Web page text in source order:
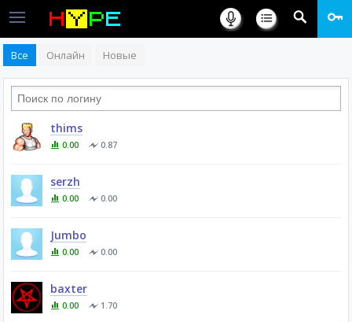
Все Онлайн Новые
thims
0.00 0.87
serzh
0.00 0.00
Jumbo
0.00 0.00
baxter
0.00 1.70